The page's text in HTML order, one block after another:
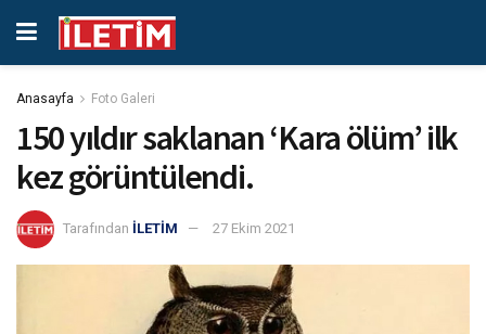
Anasayfa Foto Galeri
150 yıldır saklanan ‘Kara ölüm’ ilk
kez görüntülendi.
Tarafından İLETİM 27 Ekim 2021